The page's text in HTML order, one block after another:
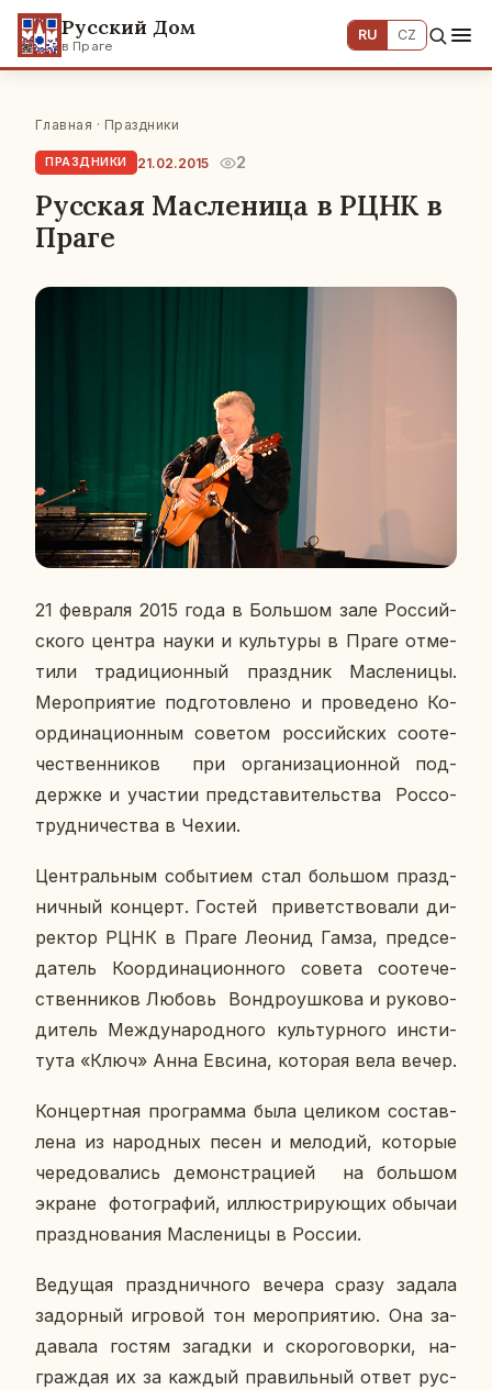
Русский Дом
в Праге
RU CZ
Главная · Праздники
ПРАЗДНИКИ 21.02.2015 2
Русская Масленица в РЦНК в
Праге
21 фев­ра­ля 2015 года в Боль­шом зале Рос­сий­
ско­го центра науки и куль­ту­ры в Праге от­ме­
ти­ли тра­ди­ци­он­ный празд­ник Мас­ле­ни­цы.
Ме­ро­при­я­тие под­го­тов­ле­но и про­ве­де­но Ко­
ор­ди­на­ци­он­ным со­ве­том рос­сий­ских со­оте­
че­ствен­ни­ков при ор­га­ни­за­ци­он­ной под­
держ­ке и уча­стии пред­ста­ви­тель­ства Рос­со­
труд­ни­че­ства в Чехии.
Цен­траль­ным со­бы­ти­ем стал боль­шом празд­
нич­ный кон­церт. Гостей при­вет­ство­ва­ли ди­
рек­тор РЦНК в Праге Леонид Гамза, пред­се­
да­тель Ко­ор­ди­на­ци­он­но­го совета со­оте­че­
ствен­ни­ков Любовь Вон­дро­уш­ко­ва и ру­ко­во­
ди­тель Меж­ду­на­род­но­го куль­тур­но­го ин­сти­
ту­та «Ключ» Анна Евсина, ко­то­рая вела вечер.
Кон­церт­ная про­грам­ма была це­ли­ком со­став­
ле­на из на­род­ных песен и ме­ло­дий, ко­то­рые
че­ре­до­ва­лись де­мон­стра­ци­ей на боль­шом
экране фо­то­гра­фий, ил­лю­стри­ру­ю­щих обычаи
празд­но­ва­ния Мас­ле­ни­цы в России.
Ве­ду­щая празд­нич­но­го вечера сразу задала
за­дор­ный иг­ро­вой тон ме­ро­при­я­тию. Она за­
да­ва­ла гостям за­гад­ки и ско­ро­го­вор­ки, на­
граж­дая их за каждый пра­виль­ный ответ рус­